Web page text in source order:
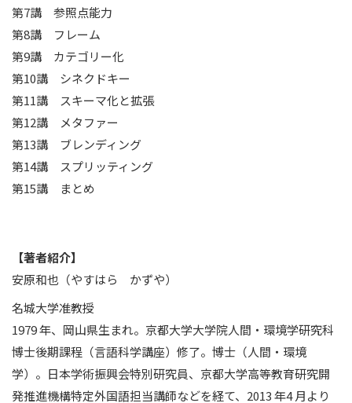
第7講 参照点能力
第8講 フレーム
第9講 カテゴリー化
第10講 シネクドキー
第11講 スキーマ化と拡張
第12講 メタファー
第13講 ブレンディング
第14講 スプリッティング
第15講 まとめ
【著者紹介】
安原和也（やすはら かずや）
名城大学准教授
1979 年、岡山県生まれ。京都大学大学院人間・環境学研究科
博士後期課程（言語科学講座）修了。博士（人間・環境
学）。日本学術振興会特別研究員、京都大学高等教育研究開
発推進機構特定外国語担当講師などを経て、2013 年4 月より